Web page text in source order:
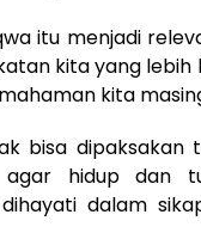
itu menjadi
kita yang
kita
bisa
agar hidup dan
dalam